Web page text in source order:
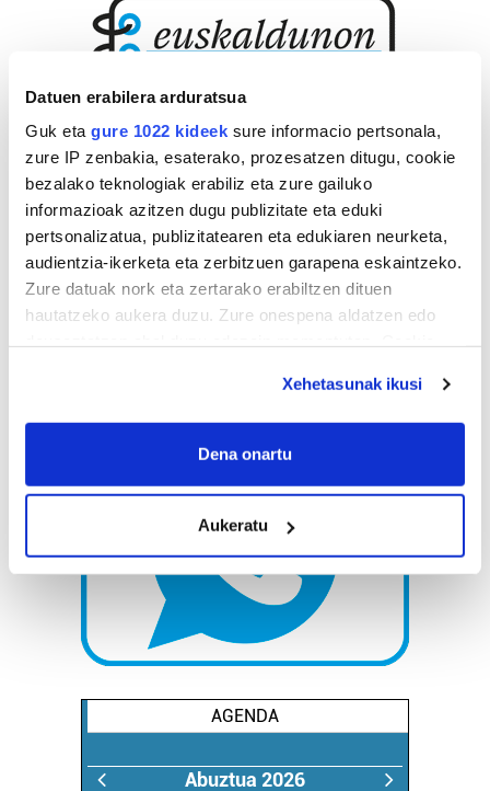
Datuen erabilera arduratsua
Guk eta gure 1022 kideek sure informacio pertsonala,
zure IP zenbakia, esaterako, prozesatzen ditugu, cookie
bezalako teknologiak erabiliz eta zure gailuko
informazioak azitzen dugu publizitate eta eduki
pertsonalizatua, publizitatearen eta edukiaren neurketa,
audientzia-ikerketa eta zerbitzuen garapena eskaintzeko.
Zure datuak nork eta zertarako erabiltzen dituen
hautatzeko aukera duzu. Zure onespena aldatzen edo
If you allow, we would also like to:
Collect information about your geographical
Identify your device by actively scanning it for
specific characteristics (fingerprinting)
Find out more about how your personal data is processed
and set your preferences in the
details section
Guk eta gure bazkideek zure datu pertsonalak
teknologia erabiliz, cookieak adibidez, iragarki eta eduki
neurtzeko, jendeari buruzko informazioa biltzeko eta
Xehetasunak ikusi
Dena onartu
Aukeratu
AGENDA
Abuztua 2026